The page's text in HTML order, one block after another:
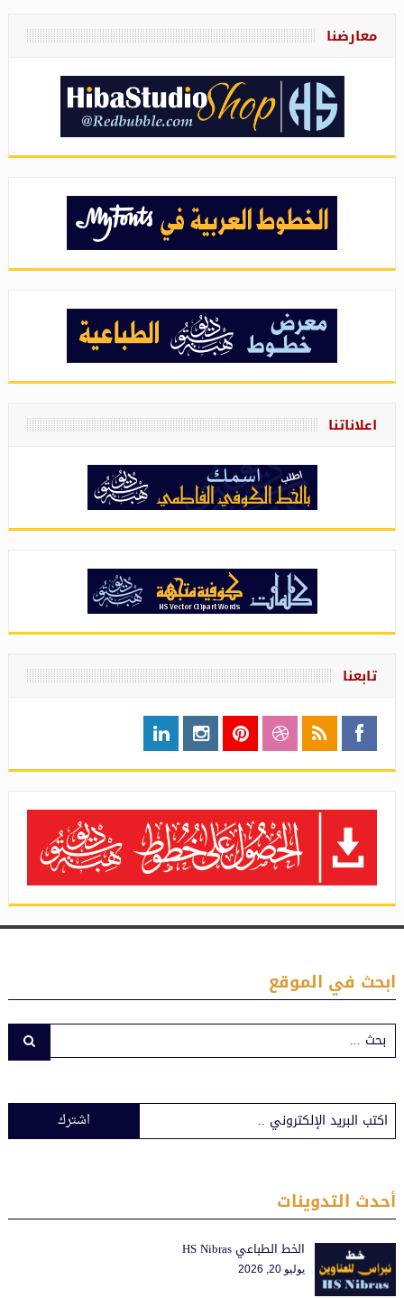
معارضنا
اعلاناتنا
تابعنا
ابحث في الموقع
اشترك
أحدث التدوينات
الخط الطباعي HS Nibras
يوليو 20, 2026